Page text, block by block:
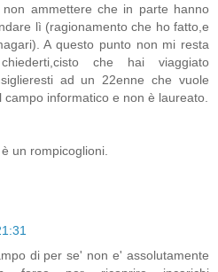
ammettere che in parte hanno
lì (ragionamento che ho fatto,e
A questo punto non mi resta
che hai viaggiato
ad un 22enne che vuole
informatico e non è laureato.
un rompicoglioni.
di per se' non e' assolutamente